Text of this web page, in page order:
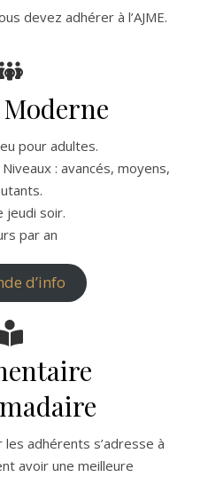
devez adhérer à l’AJME.
pour adultes.
: avancés, moyens,
jeudi soir.
par an
d’info
adhérents s’adresse à
avoir une meilleure